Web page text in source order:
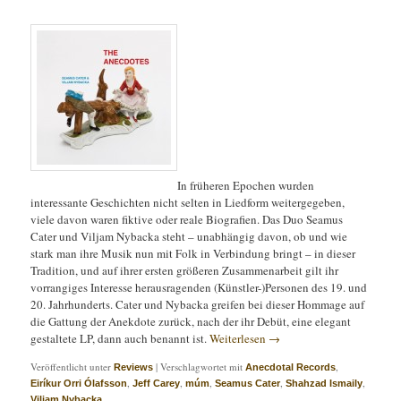
In früheren Epochen wurden
interessante Geschichten nicht selten in Liedform weitergegeben,
viele davon waren fiktive oder reale Biografien. Das Duo Seamus
Cater und Viljam Nybacka steht – unabhängig davon, ob und wie
stark man ihre Musik nun mit Folk in Verbindung bringt – in dieser
Tradition, und auf ihrer ersten größeren Zusammenarbeit gilt ihr
vorrangiges Interesse herausragenden (Künstler-)Personen des 19. und
20. Jahrhunderts. Cater und Nybacka greifen bei dieser Hommage auf
die Gattung der Anekdote zurück, nach der ihr Debüt, eine elegant
gestaltete LP, dann auch benannt ist.Weiterlesen →
Veröffentlicht unter Reviews |Verschlagwortet mit Anecdotal Records
Eiríkur Orri Ólafsson ,Jeff Carey ,múm ,Seamus Cater,Shahzad Ismaily